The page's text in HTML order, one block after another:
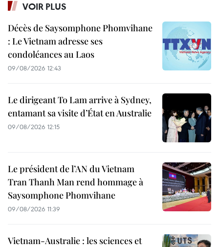
VOIR PLUS
Décès de Saysomphone Phomvihane
: Le Vietnam adresse ses
condoléances au Laos
09/08/2026 12:43
Le dirigeant To Lam arrive à Sydney,
entamant sa visite d’État en Australie
09/08/2026 12:15
Le président de l’AN du Vietnam
Tran Thanh Man rend hommage à
Saysomphone Phomvihane
09/08/2026 11:39
Vietnam-Australie : les sciences et